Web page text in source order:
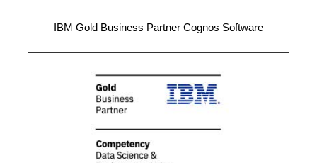
IBM Gold Business Partner Cognos Software